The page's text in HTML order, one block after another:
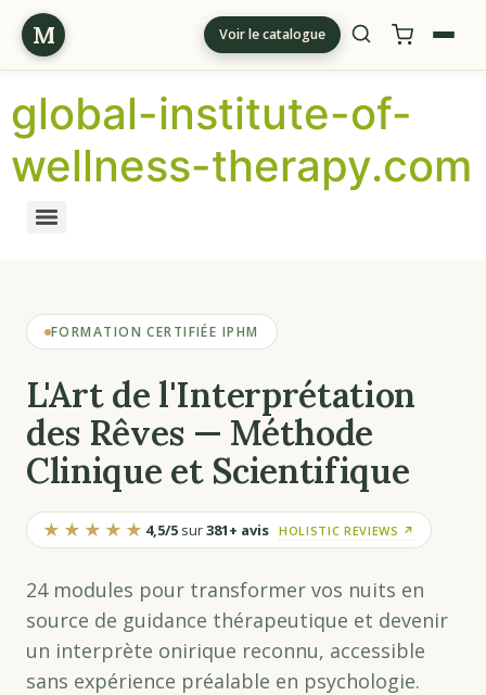
M Voir le catalogue
global-institute-of-
wellness-therapy.com
FORMATION CERTIFIÉE IPHM
L'Art de l'Interprétation
des Rêves — Méthode
Clinique et Scientifique
★★★★★ 4,5/5 sur381+ avis HOLISTIC REVIEWS ↗
24 modules pour transformer vos nuits en
source de guidance thérapeutique et devenir
un interprète onirique reconnu, accessible
sans expérience préalable en psychologie.